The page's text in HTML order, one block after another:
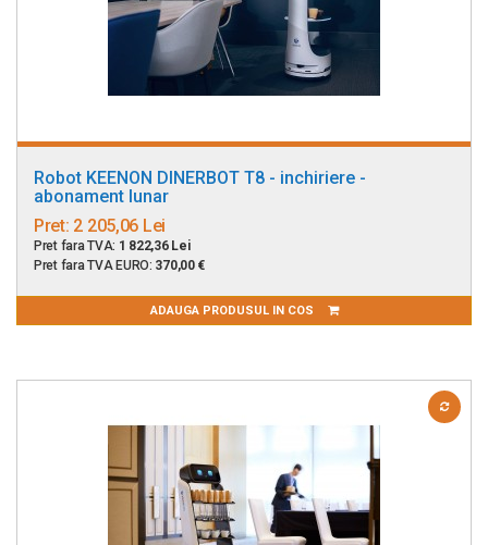
Robot KEENON DINERBOT T8 - inchiriere -
abonament lunar
Pret: 2 205,06 Lei
Pret fara TVA: 1 822,36 Lei
Pret fara TVA EURO: 370,00 €
ADAUGA PRODUSUL IN COS